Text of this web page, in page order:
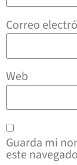
Correo
Web
Guarda mi
este